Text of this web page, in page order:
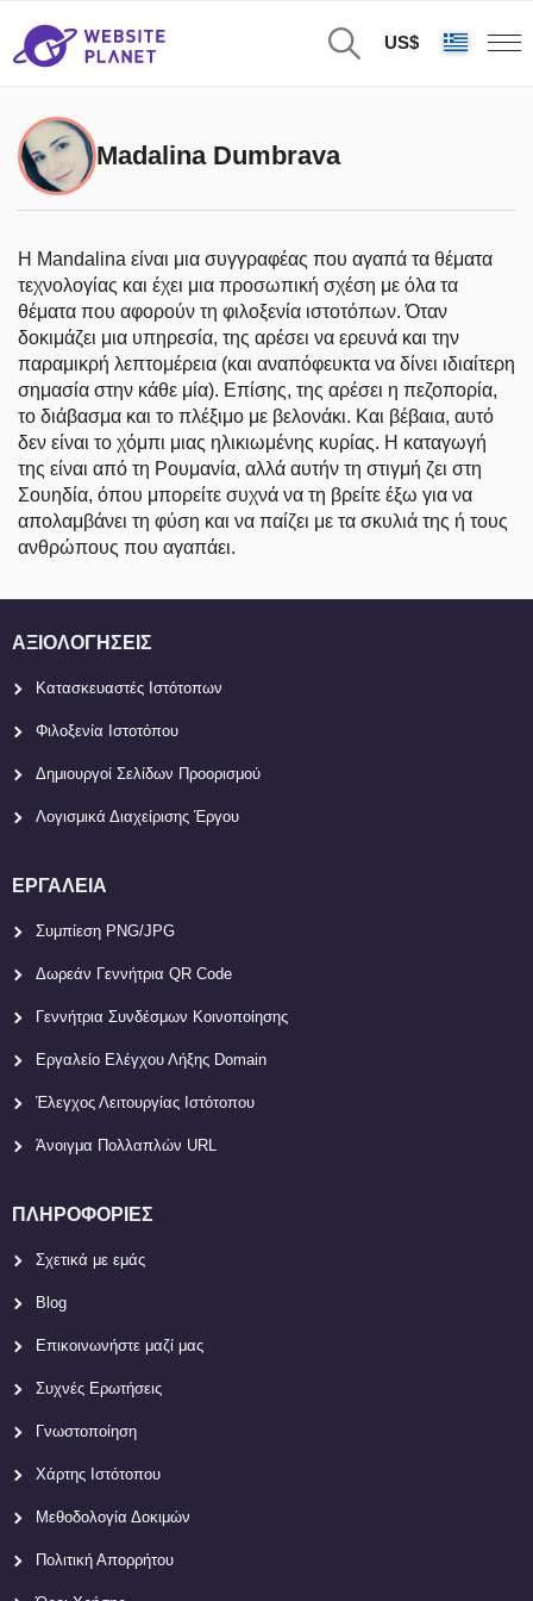
US$
Madalina Dumbrava
Η Mandalina είναι μια συγγραφέας που αγαπά τα θέματα
τεχνολογίας και έχει μια προσωπική σχέση με όλα τα
θέματα που αφορούν τη φιλοξενία ιστοτόπων. Όταν
δοκιμάζει μια υπηρεσία, της αρέσει να ερευνά και την
παραμικρή λεπτομέρεια (και αναπόφευκτα να δίνει ιδιαίτερη
σημασία στην κάθε μία). Επίσης, της αρέσει η πεζοπορία,
το διάβασμα και το πλέξιμο με βελονάκι. Και βέβαια, αυτό
δεν είναι το χόμπι μιας ηλικιωμένης κυρίας. Η καταγωγή
της είναι από τη Ρουμανία, αλλά αυτήν τη στιγμή ζει στη
Σουηδία, όπου μπορείτε συχνά να τη βρείτε έξω για να
απολαμβάνει τη φύση και να παίζει με τα σκυλιά της ή τους
ανθρώπους που αγαπάει.
ΑΞΙΟΛΟΓΉΣΕΙΣ
Κατασκευαστές Ιστότοπων
Φιλοξενία Ιστοτόπου
Δημιουργοί Σελίδων Προορισμού
Λογισμικά Διαχείρισης Έργου
ΕΡΓΑΛΕΊΑ
Συμπίεση PNG/JPG
Δωρεάν Γεννήτρια QR Code
Γεννήτρια Συνδέσμων Κοινοποίησης
Εργαλείο Ελέγχου Λήξης Domain
Έλεγχος Λειτουργίας Ιστότοπου
Άνοιγμα Πολλαπλών URL
ΠΛΗΡΟΦΟΡΊΕΣ
Σχετικά με εμάς
Blog
Επικοινωνήστε μαζί μας
Συχνές Ερωτήσεις
Γνωστοποίηση
Χάρτης Ιστότοπου
Μεθοδολογία Δοκιμών
Πολιτική Απορρήτου